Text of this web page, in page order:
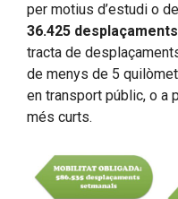
per motius d’estudi o
36.425
tracta de
de menys de 5
en transport públic, o a
més curts.